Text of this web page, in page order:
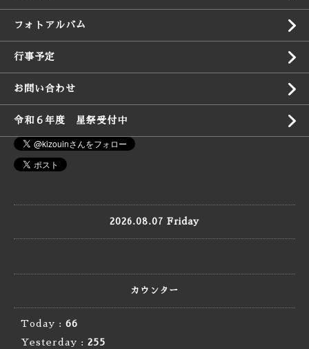
フォトアルバム
行事予定
お問い合わせ
令和６年度 星祭受付中
2026.08.07 Friday
カウンター
Today : 66
Yesterday : 255